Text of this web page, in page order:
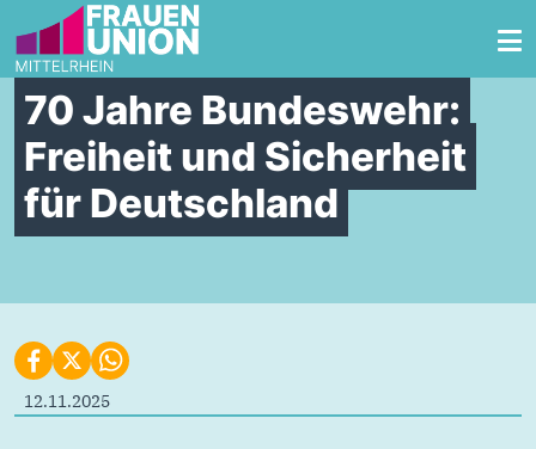
Zum Inhalt springen
70 Jahre Bundeswehr:
Freiheit und Sicherheit
für Deutschland
12.11.2025